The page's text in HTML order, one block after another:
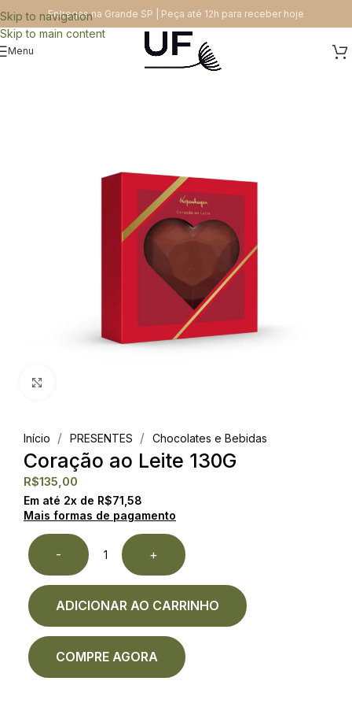
Skip to navigation
Skip to main content
Entregas na Grande SP | Peça até 12h para receber hoje
Menu
Início / PRESENTES / Chocolates e Bebidas
Coração ao Leite 130G
R$135,00
Em até 2x de R$71,58
Mais formas de pagamento
- +
ADICIONAR AO CARRINHO
COMPRE AGORA